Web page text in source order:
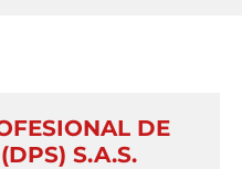
DE
S.A.S.